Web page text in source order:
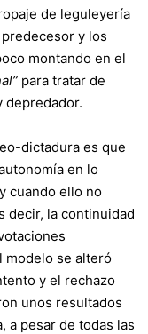
de leguleyería
y los
montando en el
para tratar de
depredador.
dictadura es que
en lo
cuando ello no
decir, la continuidad
modelo se alteró
y el rechazo
unos resultados
a pesar de todas las